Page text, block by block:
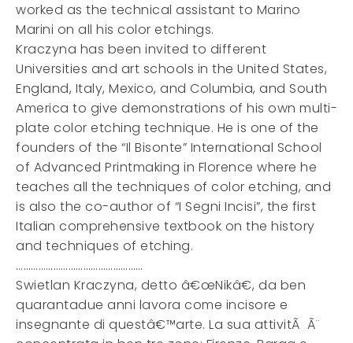
worked as the technical assistant to Marino
Marini on all his color etchings.
Kraczyna has been invited to different
Universities and art schools in the United States,
England, Italy, Mexico, and Columbia, and South
America to give demonstrations of his own multi-
plate color etching technique. He is one of the
founders of the “Il Bisonte” International School
of Advanced Printmaking in Florence where he
teaches all the techniques of color etching, and
is also the co-author of “I Segni Incisi”, the first
Italian comprehensive textbook on the history
and techniques of etching.
……………………………………………
Swietlan Kraczyna, detto â€œNikâ€, da ben
quarantadue anni lavora come incisore e
insegnante di questâ€™arte. La sua attivitÃ Ã¨